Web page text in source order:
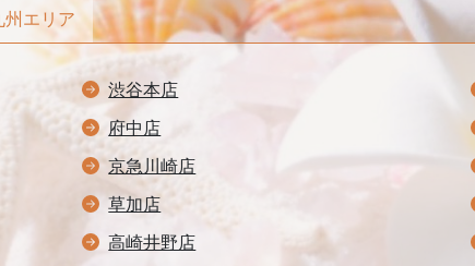
州エリア
渋谷本店
府中店
京急川崎店
草加店
高崎井野店